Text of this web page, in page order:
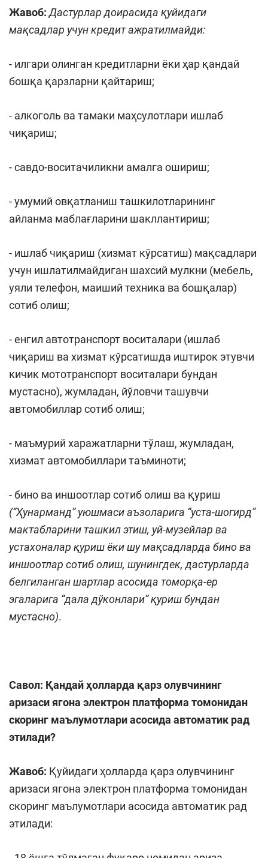
Жавоб:Дастурлар доирасида қуйидаги
мақсадлар учун кредит ажратилмайди:
- илгари олинган кредитларни ёки ҳар қандай
бошқа қарзларни қайтариш;
- алкоголь ва тамаки маҳсулотлари ишлаб
чиқариш;
- савдо-воситачиликни амалга ошириш;
- умумий овқатланиш ташкилотларининг
айланма маблағларини шакллантириш;
- ишлаб чиқариш (хизмат кўрсатиш) мақсадлари
учун ишлатилмайдиган шахсий мулкни (мебель,
уяли телефон, маиший техника ва бошқалар)
сотиб олиш;
- енгил автотранспорт воситалари (ишлаб
чиқариш ва хизмат кўрсатишда иштирок этувчи
кичик мототранспорт воситалари бундан
мустасно), жумладан, йўловчи ташувчи
автомобиллар сотиб олиш;
- маъмурий харажатларни тўлаш, жумладан,
хизмат автомобиллари таъминоти;
- бино ва иншоотлар сотиб олиш ва қуриш
(“Ҳунарманд” уюшмаси аъзоларига “уста-шогирд”
мактабларини ташкил этиш, уй-музейлар ва
устахоналар қуриш ёки шу мақсадларда бино ва
иншоотлар сотиб олиш, шунингдек, дастурларда
белгиланган шартлар асосида томорқа-ер
эгаларига “дала дўконлари“ қуриш бундан
мустасно).
Савол: Қандай ҳолларда қарз олувчининг
аризаси ягона электрон платформа томонидан
скоринг маълумотлари асосида автоматик рад
этилади?
Жавоб: Қуйидаги ҳолларда қарз олувчининг
аризаси ягона электрон платформа томонидан
скоринг маълумотлари асосида автоматик рад
этилади: